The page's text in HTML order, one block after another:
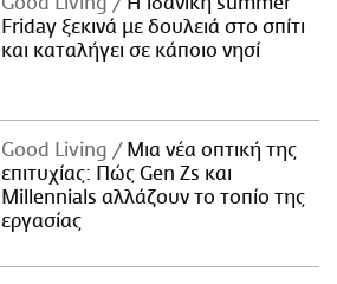
Friday ξεκινά με δουλειά στο σπίτι
και καταλήγει σε κάποιο νησί
Good Living
Μια νέα οπτική της
επιτυχίας: Πώς Gen Zs και
Millennials αλλάζουν το τοπίο της
εργασίας